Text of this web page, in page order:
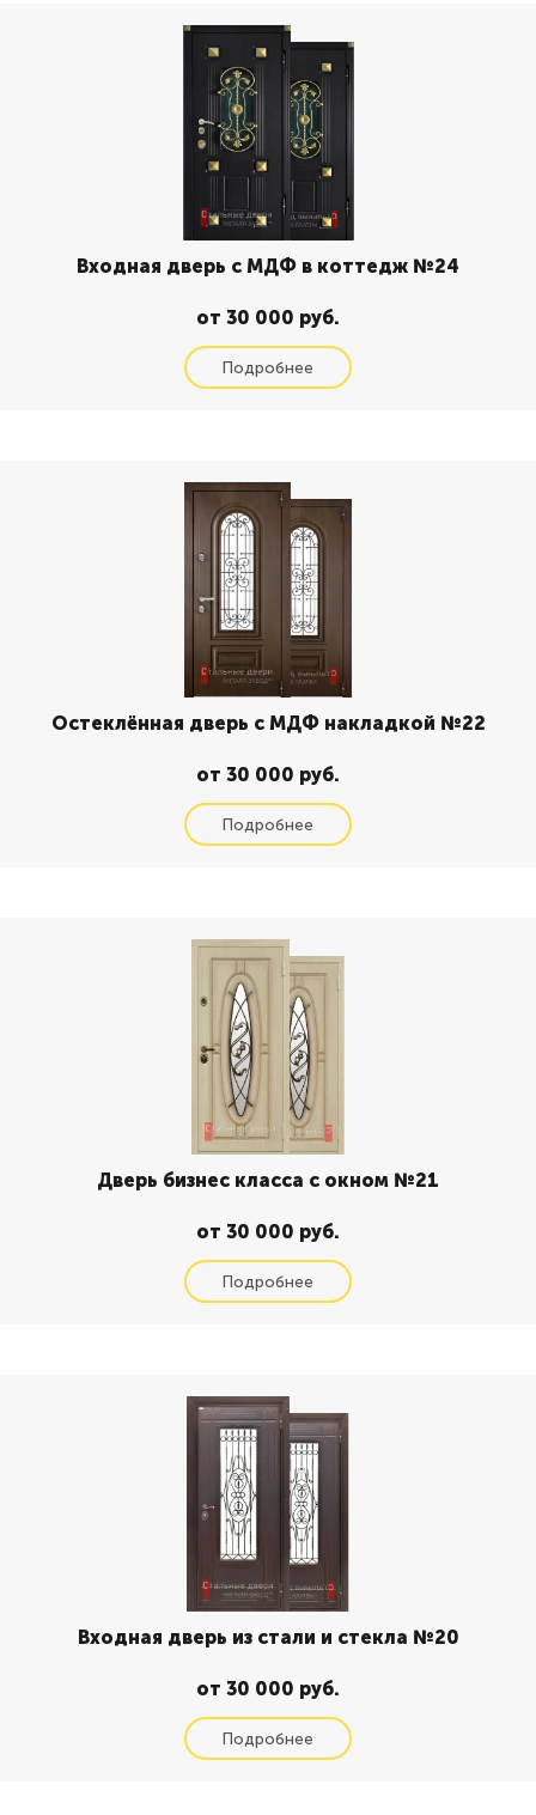
Входная дверь с МДФ в коттедж №24
от 30 000 руб.
Остеклённая дверь с МДФ накладкой №22
от 30 000 руб.
Дверь бизнес класса с окном №21
от 30 000 руб.
Входная дверь из стали и стекла №20
от 30 000 руб.